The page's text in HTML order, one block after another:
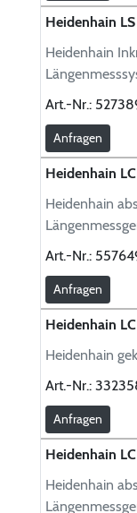
Heidenhain
Heidenhain
Art.-Nr.:
Anfragen
Heidenhain
Heidenhain
Art.-Nr.:
Anfragen
Heidenhain
Heidenhain
Art.-Nr.:
Anfragen
Heidenhain
Heidenhain